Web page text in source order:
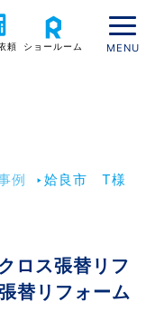
頼 ショールーム
例 ‣姶良市 T様
ス張替リフ
替リフォーム